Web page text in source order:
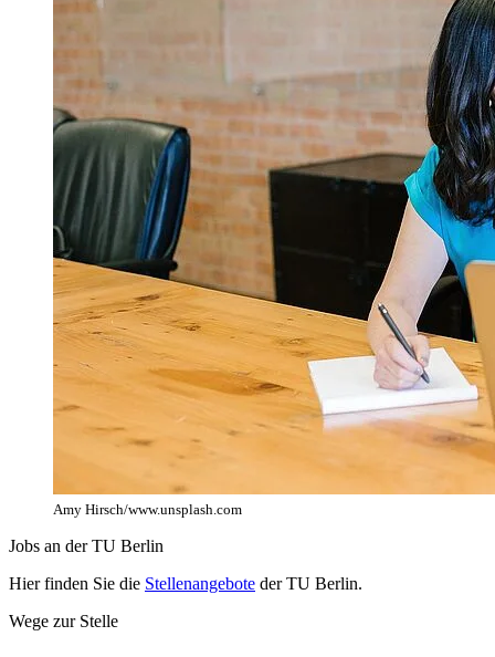
Amy Hirsch/www.unsplash.com
Jobs an der TU Berlin
Hier finden Sie die Stellenangebote der TU Berlin.
Wege zur Stelle